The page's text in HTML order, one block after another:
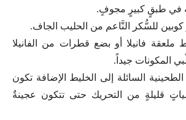
في طبقٍ كبيرٍ مجوفٍ.
كوبين للسُّكر النَّاعم من الحليب الجاف.
ملعقة فانيلا أو بضع قطرات من الفانيلا
المكونات جيداً.
الطحينية السائلة إلى الخليط الإضافة تكون
قليلةٍ من التحريك حتى تتكون عجينةٌ